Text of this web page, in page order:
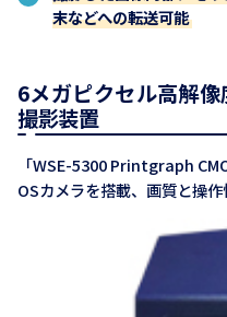
末などへの転送可能
6メガピクセル高解
撮影装置
「WSE-5300 Printgraph
OSカメラを搭載、画質と操作